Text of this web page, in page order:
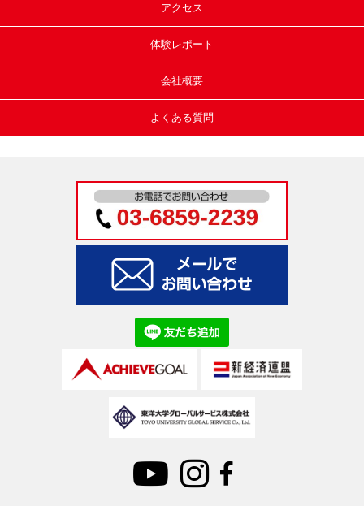
アクセス
体験レポート
会社概要
よくある質問